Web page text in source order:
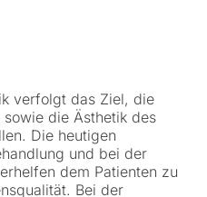
verfolgt das Ziel, die
die Ästhetik des
Die heutigen
und bei der
dem Patienten zu
Bei der